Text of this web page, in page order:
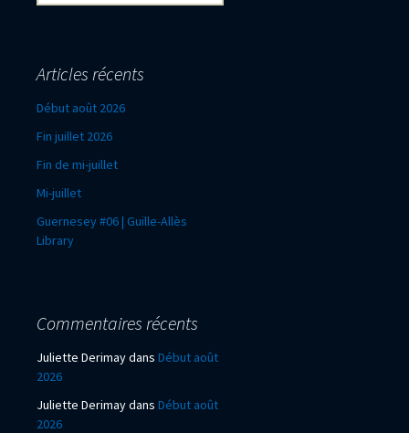
Articles récents
Début août 2026
Fin juillet 2026
Fin de mi-juillet
Mi-juillet
Guernesey #06 | Guille-Allès
Library
Commentaires récents
Juliette Derimaydans Début août
2026
Juliette Derimaydans Début août
2026